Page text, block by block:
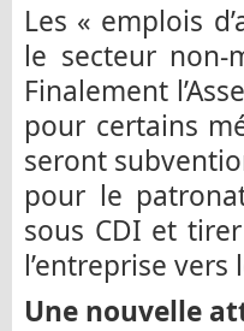
Les « emplois
le secteur non-
Finalement
pour certains
seront
pour le
sous CDI et
l’entreprise
Une nouvelle